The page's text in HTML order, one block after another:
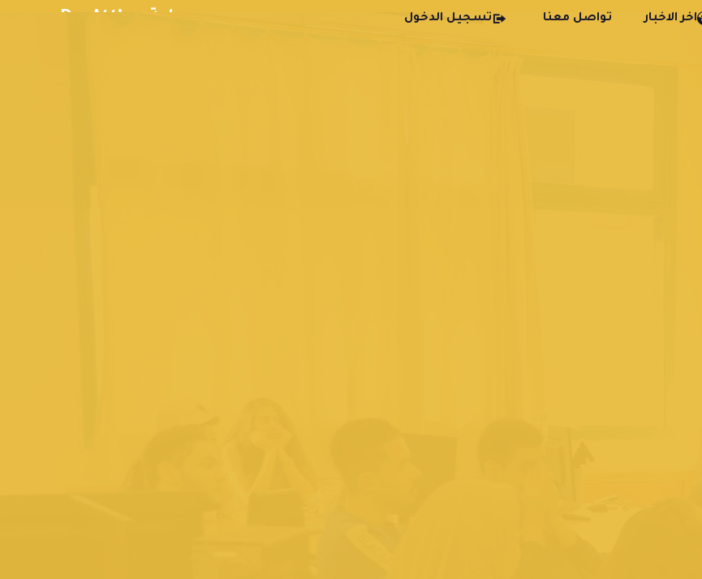
Dr. Attia - د. عطية اخر الاخبار تواصل معنا تسجيل الدخول